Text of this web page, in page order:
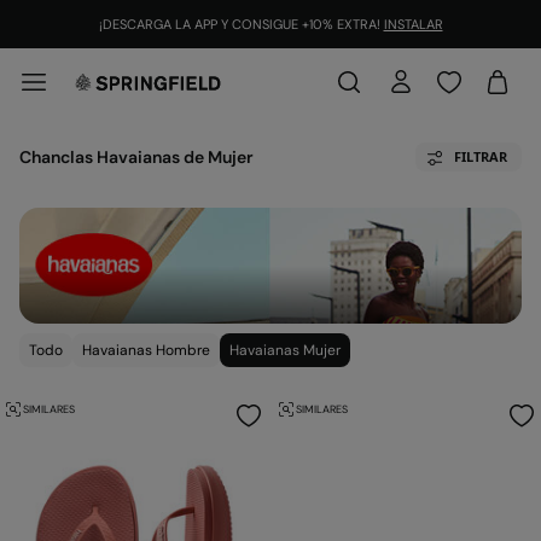
¡DESCARGA LA APP Y CONSIGUE +10% EXTRA! INSTALAR
Chanclas Havaianas de Mujer FILTRAR
Todo Havaianas Hombre Havaianas Mujer
SIMILARES SIMILARES